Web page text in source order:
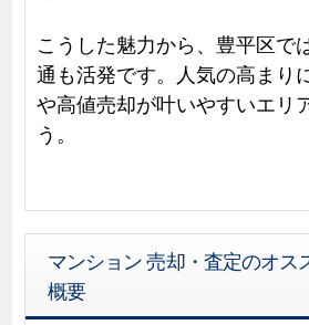
こうした魅力から、豊平区で
通も活発です。人気の高まり
や高値売却が叶いやすいエリ
う。
マンション 売却・査定のオス
概要